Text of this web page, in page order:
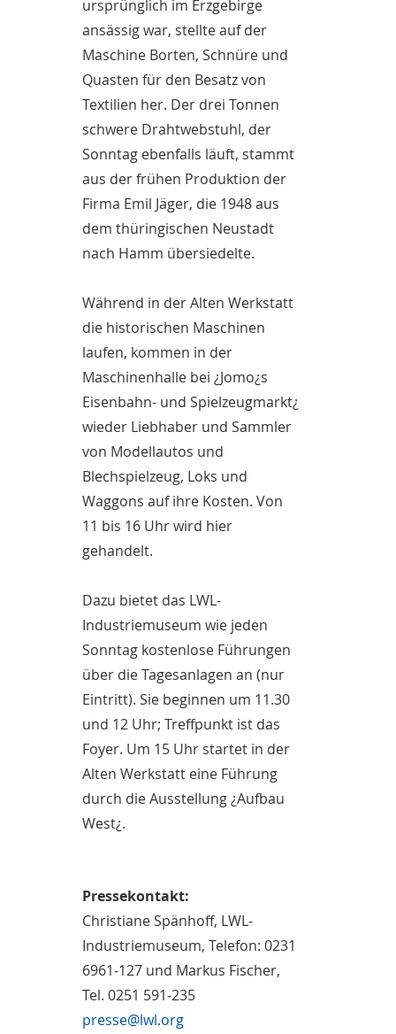
ursprünglich im Erzgebirge
ansässig war, stellte auf der
Maschine Borten, Schnüre und
Quasten für den Besatz von
Textilien her. Der drei Tonnen
schwere Drahtwebstuhl, der
Sonntag ebenfalls läuft, stammt
aus der frühen Produktion der
Firma Emil Jäger, die 1948 aus
dem thüringischen Neustadt
nach Hamm übersiedelte.
Während in der Alten Werkstatt
die historischen Maschinen
laufen, kommen in der
Maschinenhalle bei ¿Jomo¿s
Eisenbahn- und Spielzeugmarkt¿
wieder Liebhaber und Sammler
von Modellautos und
Blechspielzeug, Loks und
Waggons auf ihre Kosten. Von
11 bis 16 Uhr wird hier
gehandelt.
Dazu bietet das LWL-
Industriemuseum wie jeden
Sonntag kostenlose Führungen
über die Tagesanlagen an (nur
Eintritt). Sie beginnen um 11.30
und 12 Uhr; Treffpunkt ist das
Foyer. Um 15 Uhr startet in der
Alten Werkstatt eine Führung
durch die Ausstellung ¿Aufbau
West¿.
Pressekontakt:
Christiane Spänhoff, LWL-
Industriemuseum, Telefon: 0231
6961-127 und Markus Fischer,
Tel. 0251 591-235
presse@lwl.org